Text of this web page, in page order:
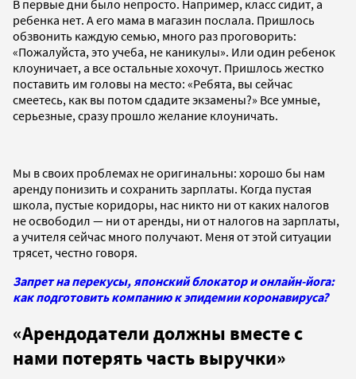
В первые дни было непросто. Например, класс сидит, а
ребенка нет. А его мама в магазин послала. Пришлось
обзвонить каждую семью, много раз проговорить:
«Пожалуйста, это учеба, не каникулы». Или один ребенок
клоуничает, а все остальные хохочут. Пришлось жестко
поставить им головы на место: «Ребята, вы сейчас
смеетесь, как вы потом сдадите экзамены?» Все умные,
серьезные, сразу прошло желание клоуничать.
Мы в своих проблемах не оригинальны: хорошо бы нам
аренду понизить и сохранить зарплаты. Когда пустая
школа, пустые коридоры, нас никто ни от каких налогов
не освободил — ни от аренды, ни от налогов на зарплаты,
а учителя сейчас много получают. Меня от этой ситуации
трясет, честно говоря.
Запрет на перекусы, японский блокатор и онлайн-йога:
как подготовить компанию к эпидемии коронавируса?
«Арендодатели должны вместе с
нами потерять часть выручки»